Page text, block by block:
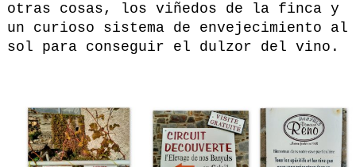
otras cosas, los viñedos de la finca y
un curioso sistema de envejecimiento al
sol para conseguir el dulzor del vino.